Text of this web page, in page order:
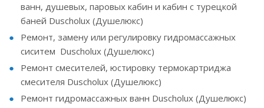
ванн, душевых, паровых кабин и кабин с турецкой
баней Duscholux (Душелюкс)
Ремонт, замену или регулировку гидромассажных
сиситем Duscholux (Душелюкс)
Ремонт смесителей, юстировку термокартриджа
смесителя Duscholux (Душелюкс)
Ремонт гидромассажных ванн Duscholux (Душелюкс)